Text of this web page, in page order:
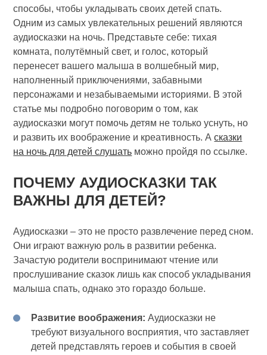
способы, чтобы укладывать своих детей спать.
Одним из самых увлекательных решений являются
аудиосказки на ночь. Представьте себе: тихая
комната, полутёмный свет, и голос, который
перенесет вашего малыша в волшебный мир,
наполненный приключениями, забавными
персонажами и незабываемыми историями. В этой
статье мы подробно поговорим о том, как
аудиосказки могут помочь детям не только уснуть, но
и развить их воображение и креативность. Асказки
на ночь для детей слушать можно пройдя по ссылке.
ПОЧЕМУ АУДИОСКАЗКИ ТАК
ВАЖНЫ ДЛЯ ДЕТЕЙ?
Аудиосказки – это не просто развлечение перед сном.
Они играют важную роль в развитии ребенка.
Зачастую родители воспринимают чтение или
прослушивание сказок лишь как способ укладывания
малыша спать, однако это гораздо больше.
Развитие воображения: Аудиосказки не
требуют визуального восприятия, что заставляет
детей представлять героев и события в своей